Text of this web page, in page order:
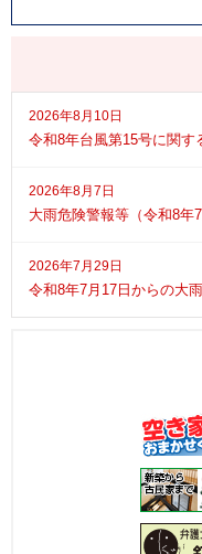
2026年8月10日
令和8年台風第15号に関す
2026年8月7日
大雨危険警報等（令和8年
2026年7月29日
令和8年7月17日からの大